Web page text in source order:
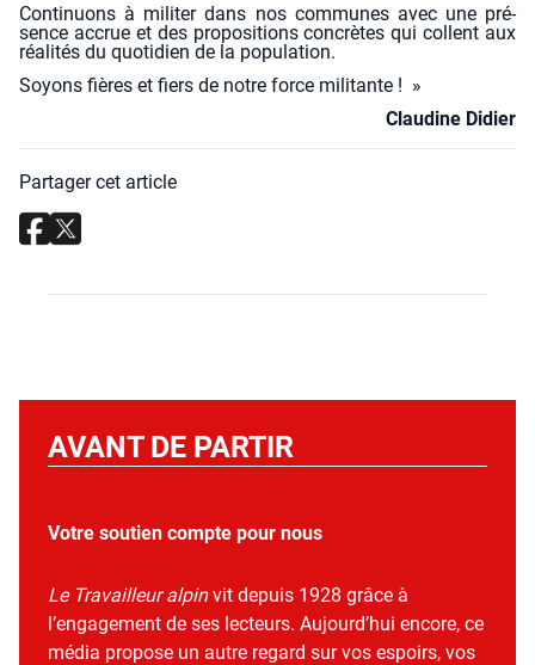
Conti­nuons à mili­terdans nos com­munes avec une pré­
sence accrue et des pro­po­si­tions concrètes qui collent aux
réa­li­tés du quo­ti­dien de la popu­la­tion.
Soyons fières et fiers de notre force mili­tante ! »
Clau­dine Didier
Partager cet article
AVANT DE PARTIR
Votre soutien compte pour nous
Le Travailleur alpinvit depuis 1928 grâce à
l’engagement de ses lecteurs. Aujourd’hui encore, ce
média propose un autre regard sur vos espoirs, vos